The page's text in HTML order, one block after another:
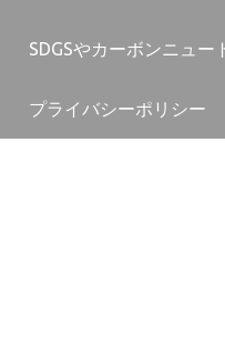
SDGSやカーボンニュ
プライバシーポリシー